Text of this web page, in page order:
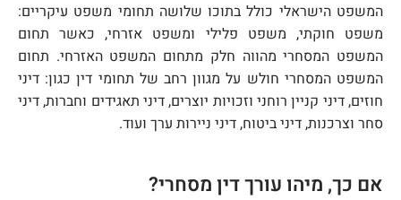
המשפט הישראלי כולל בתוכו שלושה תחומי משפט עיקריים:
משפט חוקתי, משפט פלילי ומשפט אזרחי, כאשר תחום
המשפט המסחרי מהווה חלק מתחום המשפט האזרחי. תחום
המשפט המסחרי חולש על מגוון רחב של תחומי דין כגון: דיני
חוזים, דיני קניין רוחני וזכויות יוצרים, דיני תאגידים וחברות, דיני
סחר וצרכנות, דיני ביטוח, דיני ניירות ערך ועוד.
אם כך, מיהו עורך דין מסחרי?